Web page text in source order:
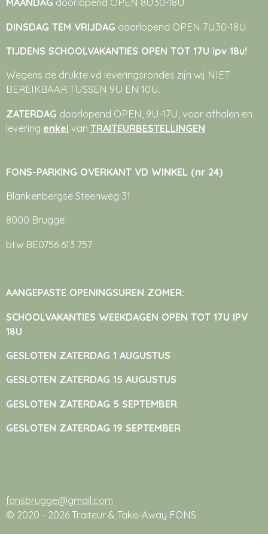
MAANDAG doorlopend OPEN 8U30-18U
DINSDAG TEM VRIJDAG doorlopend OPEN 7U30-18U
TIJDENS SCHOOLVAKANTIES OPEN TOT 17U ipv 18u!
Wegens de drukte vd leveringsrondes zijn wij NIET
BEREIKBAAR TUSSEN 9U EN 10U.
ZATERDAG doorlopend OPEN, 9U-17U, voor afhalen en
levering enkel van TRAITEURBESTELLINGEN
FONS-PARKING OVERKANT VD WINKEL (nr 24)
Blankenbergse Steenweg 31
8000 Brugge
btw BE0756 613 757
AANGEPASTE OPENINGSUREN ZOMER:
SCHOOLVAKANTIES WEEKDAGEN OPEN TOT 17U IPV
18U
GESLOTEN ZATERDAG 1 AUGUSTUS
GESLOTEN ZATERDAG 15 AUGUSTUS
GESLOTEN ZATERDAG 5 SEPTEMBER
GESLOTEN ZATERDAG 19 SEPTEMBER
fonsbrugge@gmail.com
© 2020 - 2026 Traiteur & Take-Away FONS